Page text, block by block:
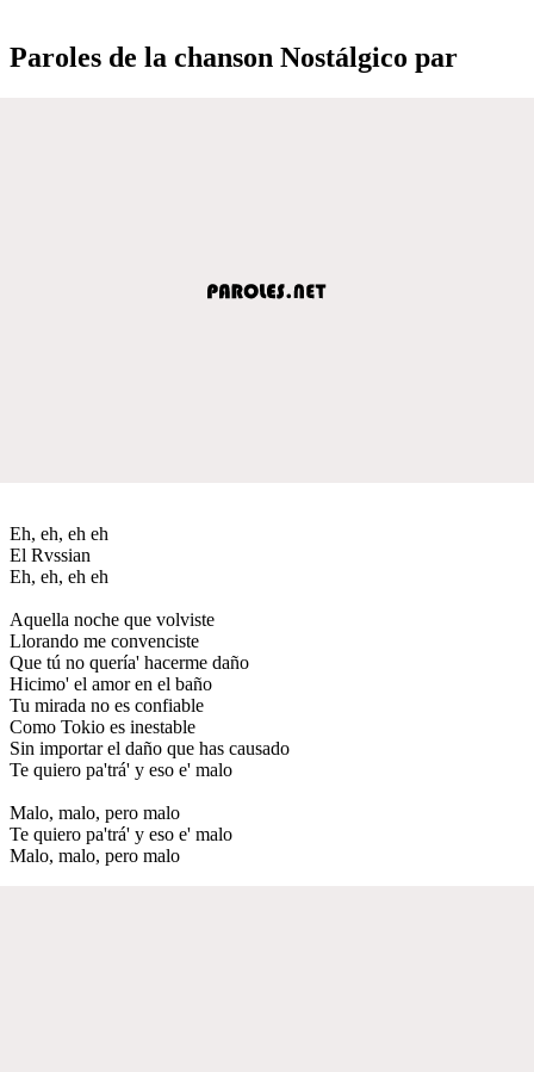
Paroles de la chanson Nostálgico par
Eh, eh, eh eh
El Rvssian
Eh, eh, eh eh
Aquella noche que volviste
Llorando me convenciste
Que tú no quería' hacerme daño
Hicimo' el amor en el baño
Tu mirada no es confiable
Como Tokio es inestable
Sin importar el daño que has causado
Te quiero pa'trá' y eso e' malo
Malo, malo, pero malo
Te quiero pa'trá' y eso e' malo
Malo, malo, pero malo